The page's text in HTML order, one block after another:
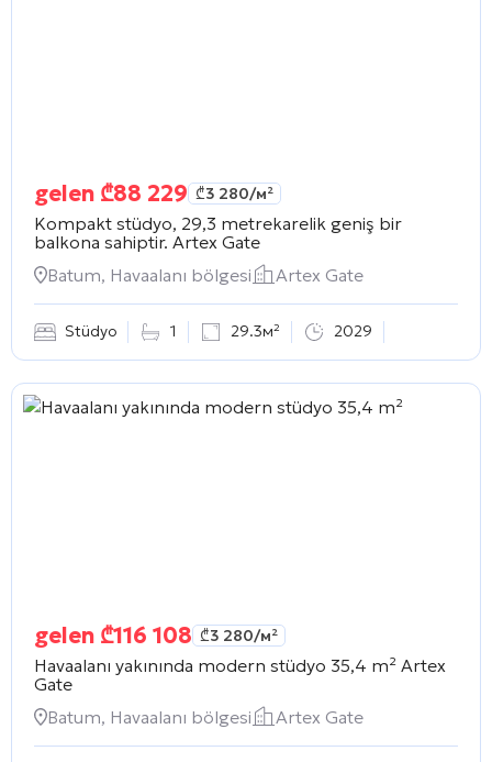
gelen ₾88 229 ₾3 280/м²
Kompakt stüdyo, 29,3 metrekarelik geniş bir
balkona sahiptir. Artex Gate
Batum, Havaalanı bölgesi
Artex Gate
Stüdyo 1 29.3м² 2029
gelen ₾116 108 ₾3 280/м²
Havaalanı yakınında modern stüdyo 35,4 m² Artex
Gate
Batum, Havaalanı bölgesi
Artex Gate